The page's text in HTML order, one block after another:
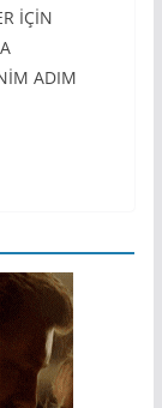
İÇİN
ADIM